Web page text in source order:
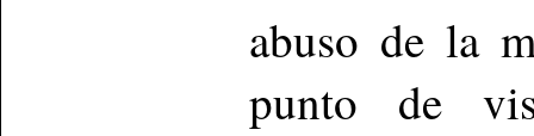
abuso de la
punto de